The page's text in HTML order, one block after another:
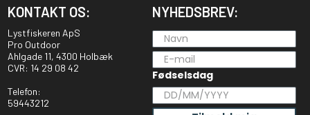
KONTAKT OS:
Lystfiskeren ApS
Pro Outdoor
Ahlgade 11, 4300 Holbæk
CVR: 14 29 08 42
Telefon:
59443212
NYHEDSBREV:
Fødselsdag